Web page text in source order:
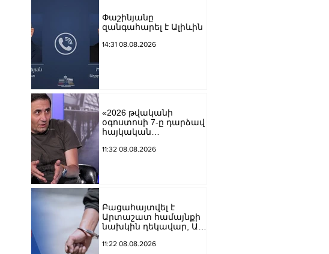
Փաշինյանը
զանգահարել է Ալիևին
14:31 08.08.2026
«2026 թվականի
օգոստոսի 7-ը դարձավ
հայկական
ամենախայտառակ
11:32 08.08.2026
Բացահայտվել է
Արտաշատ համայնքի
նախկին ղեկավար, ԱԺ
պատգամավոր Ա.Ա.-ի
11:22 08.08.2026